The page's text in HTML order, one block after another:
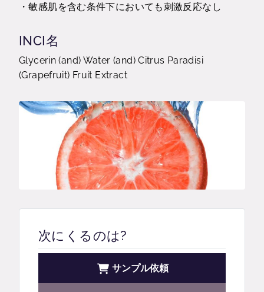
・敏感肌を含む条件下においても刺激反応なし
INCI名
Glycerin (and) Water (and) Citrus Paradisi
(Grapefruit) Fruit Extract
次にくるのは?
サンプル依頼